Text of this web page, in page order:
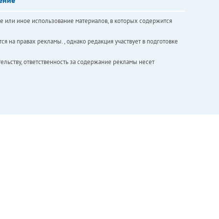
иное использование материалов, в которых содержится
правах рекламы. , однако редакция участвует в подготовке
ответственность за содержание рекламы несет